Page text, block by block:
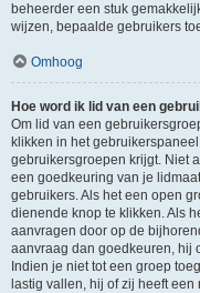
beheerder een stuk
wijzen, bepaalde gebruikers
Omhoog
Hoe word ik lid van een
Om lid van een
klikken in het
gebruikersgroepen krijgt. Niet
een goedkeuring van je
gebruikers. Als het een open
dienende knop te klikken. Als
aanvragen door op de
aanvraag dan goedkeuren, hij
Indien je niet tot een groep
lastig vallen, hij of zij heeft